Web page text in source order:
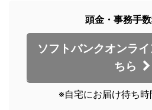
頭金・事務手
ソフトバンクオンラ
ちら
※自宅にお届け待ち時